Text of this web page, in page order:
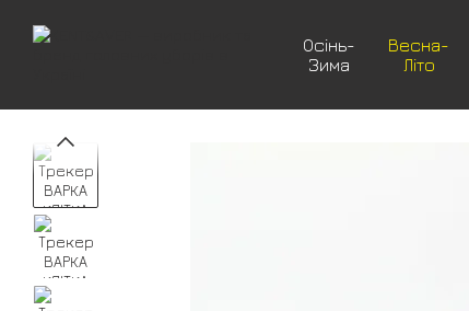
Осінь-
Зима
Весна-
Літо